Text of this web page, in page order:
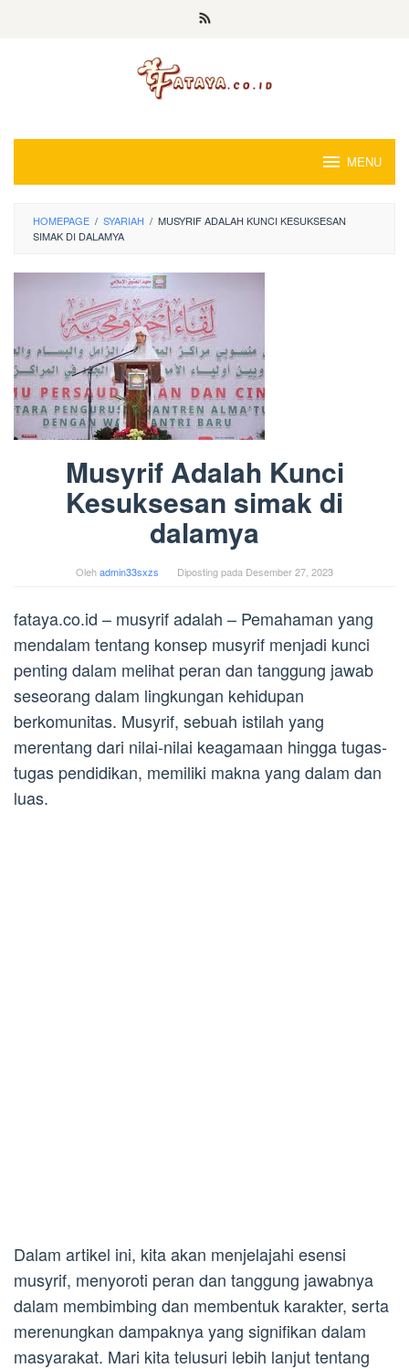
MENU
HOMEPAGE / SYARIAH / MUSYRIF ADALAH KUNCI KESUKSESAN
SIMAK DI DALAMYA
Musyrif Adalah Kunci
Kesuksesan simak di
dalamya
Olehadmin33sxzs Diposting pada Desember 27, 2023
fataya.co.id – musyrif adalah – Pemahaman yang
mendalam tentang konsep musyrif menjadi kunci
penting dalam melihat peran dan tanggung jawab
seseorang dalam lingkungan kehidupan
berkomunitas. Musyrif, sebuah istilah yang
merentang dari nilai-nilai keagamaan hingga tugas-
tugas pendidikan, memiliki makna yang dalam dan
luas.
Dalam artikel ini, kita akan menjelajahi esensi
musyrif, menyoroti peran dan tanggung jawabnya
dalam membimbing dan membentuk karakter, serta
merenungkan dampaknya yang signifikan dalam
masyarakat. Mari kita telusuri lebih lanjut tentang